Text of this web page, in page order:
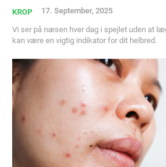
100DKK / year
Etiam est nibh, lobortis sit
Praesent euismod ac
Ut mollis pellentesque tortor
Nullam eu erat condimentum
Donec quis est ac felis
KROP 17. September, 2025
Vi ser på næsen hver dag i spejlet uden at
kan være en vigtig indikator for dit helbred.